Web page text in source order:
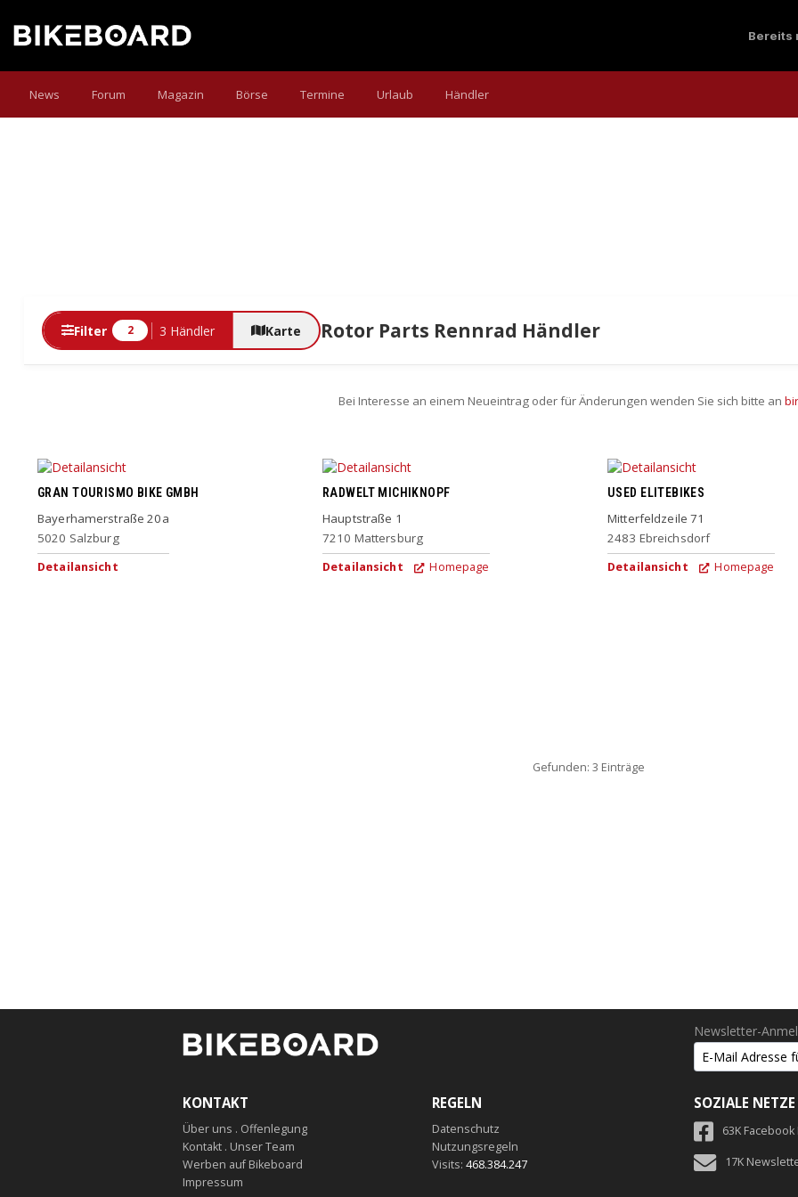
Bereits
News Forum Magazin Börse Termine Urlaub Händler
Filter 2 3 Händler Karte Rotor Parts Rennrad Händler
Bei Interesse an einem Neueintrag oder für Änderungen wenden Sie sich bitte an
GRAN TOURISMO BIKE GMBH
Bayerhamerstraße 20a
5020 Salzburg
Detailansicht
RADWELT MICHIKNOPF
Hauptstraße 1
7210 Mattersburg
Detailansicht Homepage
USED ELITEBIKES
Mitterfeldzeile 71
2483 Ebreichsdorf
Detailansicht Homepage
Gefunden: 3 Einträge
Newsletter-
KONTAKT
Über uns . Offenlegung
Kontakt . Unser Team
Werben auf Bikeboard
Impressum
REGELN
Datenschutz
Nutzungsregeln
Visits: 468.384.247
SOZIALE NETZE
63K Facebook
17K